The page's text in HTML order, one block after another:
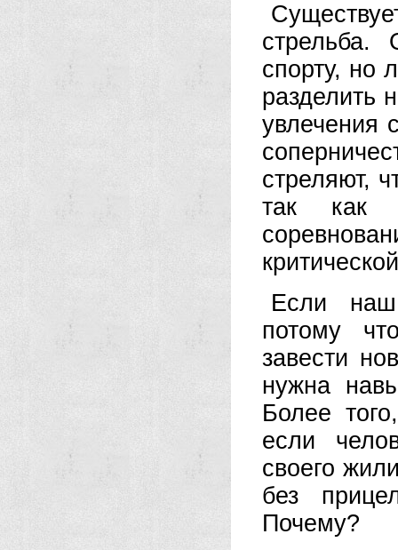
стрельба.
спорту, но
разделить
увлечения
стреляют,
так как
Если наш
потому
завести
нужна
Более
если
своего
без
Почему?